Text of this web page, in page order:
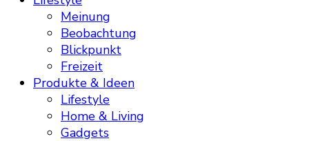
Meinung
Beobachtung
Blickpunkt
Freizeit
Produkte & Ideen
Lifestyle
Home & Living
Gadgets